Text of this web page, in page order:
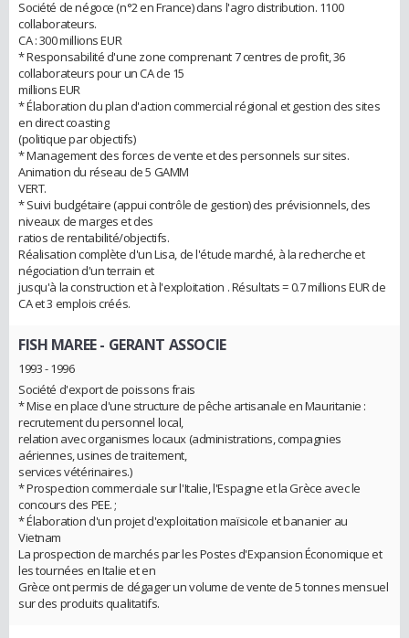
Société de négoce (n°2 en France) dans l'agro distribution. 1100
collaborateurs.
CA : 300 millions EUR
* Responsabilité d'une zone comprenant 7 centres de profit, 36
collaborateurs pour un CA de 15
millions EUR
* Élaboration du plan d'action commercial régional et gestion des sites
en direct coasting
(politique par objectifs)
* Management des forces de vente et des personnels sur sites.
Animation du réseau de 5 GAMM
VERT.
* Suivi budgétaire (appui contrôle de gestion) des prévisionnels, des
niveaux de marges et des
ratios de rentabilité/objectifs.
Réalisation complète d'un Lisa, de l'étude marché, à la recherche et
négociation d'un terrain et
jusqu'à la construction et à l'exploitation . Résultats = 0.7 millions EUR de
CA et 3 emplois créés.
FISH MAREE- GERANT ASSOCIE
1993 - 1996
Société d'export de poissons frais
* Mise en place d'une structure de pêche artisanale en Mauritanie :
recrutement du personnel local,
relation avec organismes locaux (administrations, compagnies
aériennes, usines de traitement,
services vétérinaires.)
* Prospection commerciale sur l'Italie, l'Espagne et la Grèce avec le
concours des PEE. ;
* Élaboration d'un projet d'exploitation maïsicole et bananier au
Vietnam
La prospection de marchés par les Postes d'Expansion Économique et
les tournées en Italie et en
Grèce ont permis de dégager un volume de vente de 5 tonnes mensuel
sur des produits qualitatifs.